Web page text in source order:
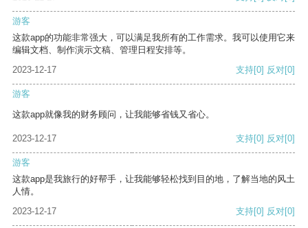
游客
这款app的功能非常强大，可以满足我所有的工作需求。我可以使用它来
编辑文档、制作演示文稿、管理日程安排等。
2023-12-17
支持[0] 反对[0]
游客
这款app就像我的财务顾问，让我能够省钱又省心。
2023-12-17 支持[0] 反对[0]
游客
这款app是我旅行的好帮手，让我能够轻松找到目的地，了解当地的风土
人情。
2023-12-17
支持[0] 反对[0]